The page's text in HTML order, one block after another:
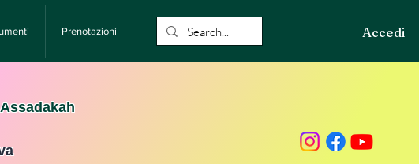
Prenotazioni Accedi